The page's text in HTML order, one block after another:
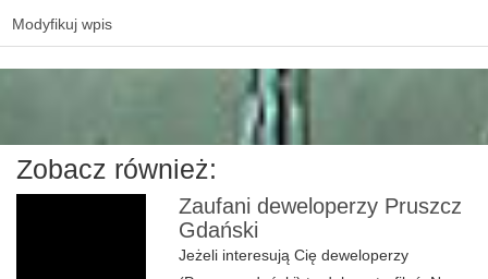
Modyfikuj wpis
Zobacz również:
Zaufani deweloperzy Pruszcz
Gdański
Jeżeli interesują Cię deweloperzy